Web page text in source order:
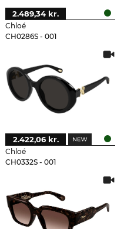
Chloé
CH0286S - 001
2.489,34 kr.
Chloé
CH0332S - 001
2.422,06 kr.